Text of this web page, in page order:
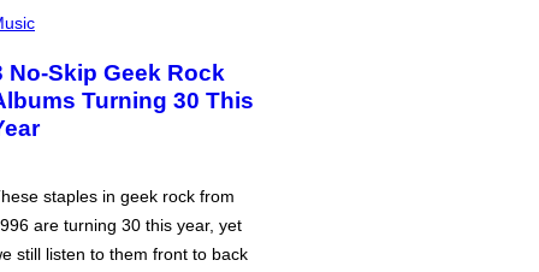
No-Skip Geek Rock
Turning 30 This
staples in geek rock from
are turning 30 this year, yet
still listen to them front to back